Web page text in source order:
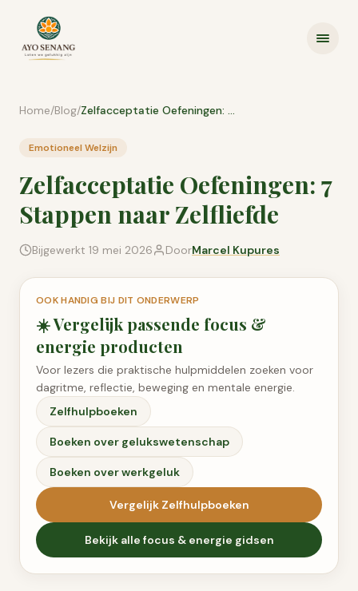
Home/Blog/ Zelfacceptatie Oefeningen: 7 Stappen naar Zelfliefde
Emotioneel Welzijn
Zelfacceptatie Oefeningen: 7
Stappen naar Zelfliefde
Bijgewerkt 19 mei 2026 DoorMarcel Kupures
OOK HANDIG BIJ DIT ONDERWERP
☀️Vergelijk passende focus &
energie producten
Voor lezers die praktische hulpmiddelen zoeken voor
dagritme, reflectie, beweging en mentale energie.
Zelfhulpboeken
Boeken over gelukswetenschap
Boeken over werkgeluk
Vergelijk Zelfhulpboeken
Bekijk alle focus & energie gidsen